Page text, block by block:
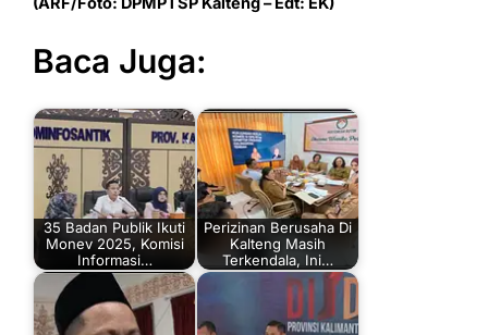
Baca Juga:
35 Badan Publik Ikuti
Monev 2025, Komisi
Informasi…
Perizinan Berusaha Di
Kalteng Masih
Terkendala, Ini…